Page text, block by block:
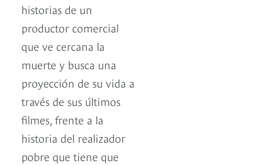
historias de un
productor comercial
que ve cercana la
muerte y busca una
proyección de su vida a
través de sus últimos
filmes, frente a la
historia del realizador
pobre que tiene que